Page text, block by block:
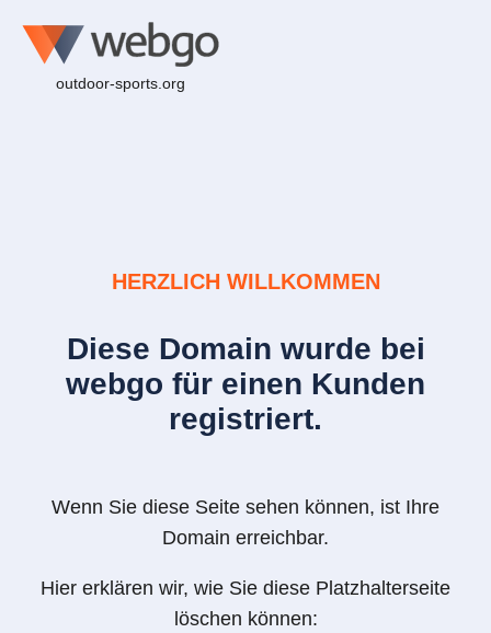
outdoor-sports.org
HERZLICH WILLKOMMEN
Diese Domain wurde bei
webgo für einen Kunden
registriert.
Wenn Sie diese Seite sehen können, ist Ihre
Domain erreichbar.
Hier erklären wir, wie Sie diese Platzhalterseite
löschen können: